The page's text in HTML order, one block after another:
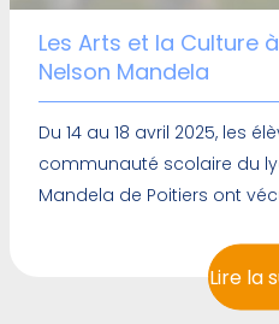
Les Arts et la Culture
Nelson Mandela
Du 14 au 18 avril 2025, les
communauté scolaire du
Mandela de Poitiers ont
Lire la